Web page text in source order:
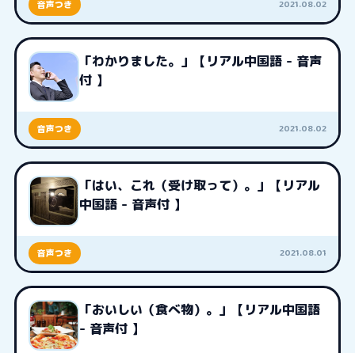
音声つき 2021.08.02
「わかりました。」【リアル中国語 - 音声
付 】
音声つき 2021.08.02
「はい、これ（受け取って）。」【リアル
中国語 - 音声付 】
音声つき 2021.08.01
「おいしい（食べ物）。」【リアル中国語
- 音声付 】